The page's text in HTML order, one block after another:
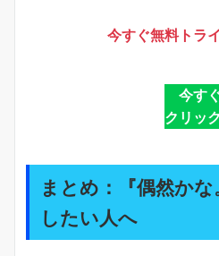
今すぐ無料トラ
今す
クリック
まとめ：『偶然か
したい人へ